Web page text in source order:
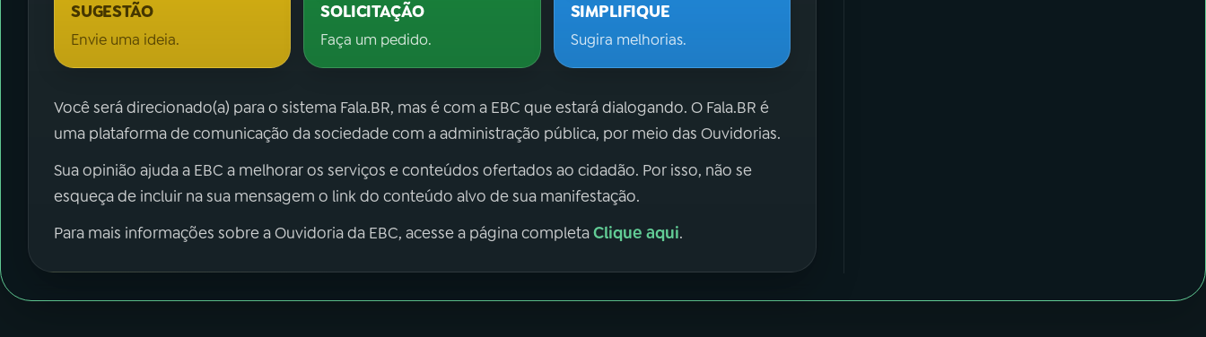
SUGESTÃO
Envie uma ideia.
SOLICITAÇÃO
Faça um pedido.
SIMPLIFIQUE
Sugira melhorias.
Você será direcionado(a) para o sistema Fala.BR, mas é com a EBC que estará dialogando. O Fala.BR é
uma plataforma de comunicação da sociedade com a administração pública, por meio das Ouvidorias.
Sua opinião ajuda a EBC a melhorar os serviços e conteúdos ofertados ao cidadão. Por isso, não se
esqueça de incluir na sua mensagem o link do conteúdo alvo de sua manifestação.
Para mais informações sobre a Ouvidoria da EBC, acesse a página completaClique aqui.